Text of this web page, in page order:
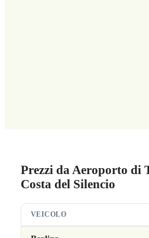
Prezzi da Aeroporto di
Costa del Silencio
VEICOLO